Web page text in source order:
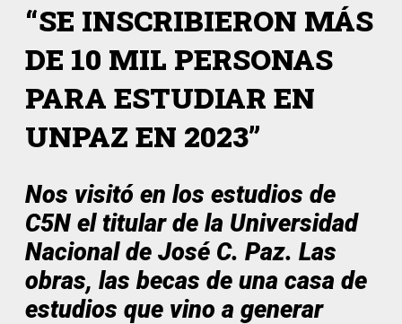
“SE INSCRIBIERON MÁS
DE 10 MIL PERSONAS
PARA ESTUDIAR EN
UNPAZ EN 2023”
Nos visitó en los estudios de
C5N el titular de la Universidad
Nacional de José C. Paz. Las
obras, las becas de una casa de
estudios que vino a generar